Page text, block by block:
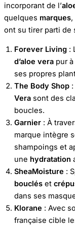
incorporant de l’
quelques marques
ont su tirer parti de
Forever Living :
d’aloe vera pur
ses propres
The Body Shop
Vera sont des
boucles.
Garnier : À
marque intègre
shampoings et
une hydratation
SheaMoisture :
bouclés et
dans ses
Klorane : Avec
française cible